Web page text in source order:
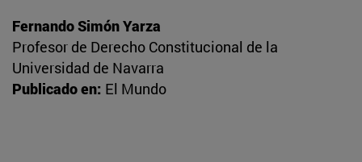
Fernando Simón Yarza
Profesor de Derecho Constitucional de la
Universidad de Navarra
Publicado en: El Mundo